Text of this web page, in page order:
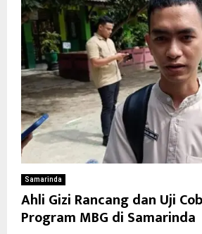
Samarinda
Ahli Gizi Rancang dan Uji
Program MBG di Samarinda